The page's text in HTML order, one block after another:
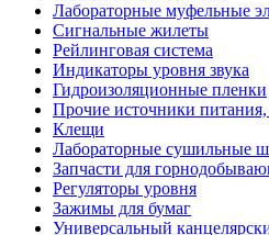
Лабораторные муфельные
Сигнальные жилеты
Рейлинговая система
Индикаторы уровня звука
Гидроизоляционные пленки
Прочие источники
Клещи
Лабораторные сушильные
Запчасти для
Регуляторы уровня
Зажимы для бумаг
Универсальный